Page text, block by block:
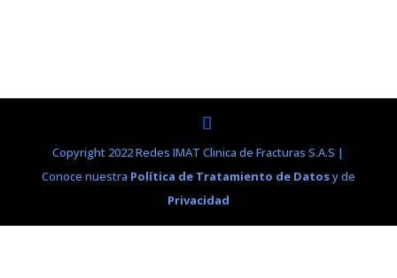
Copyright 2022 Redes IMAT Clinica de Fracturas S.A.S |
Conoce nuestra Política de Tratamiento de Datosy de
Privacidad